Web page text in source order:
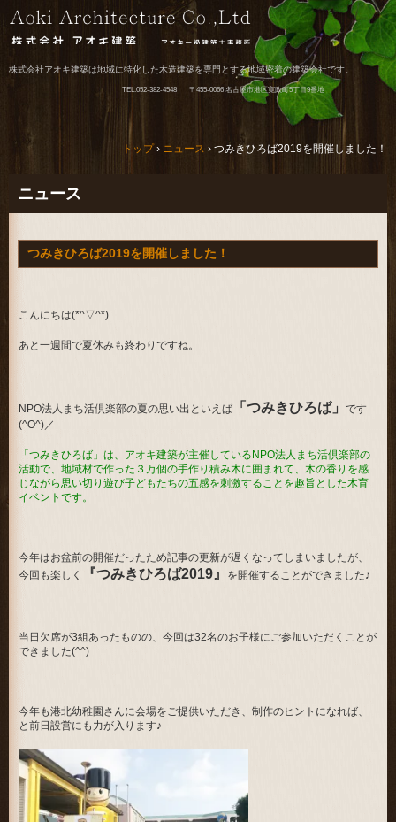
株式会社アオキ建築は地域に特化した木造建築を専門とする地域密着の建築会社です。
TEL.052-382-4548 〒455-0066 名古屋市港区寛政町5丁目9番地
トップ› ニュース › つみきひろば2019を開催しました！
ニュース
つみきひろば2019を開催しました！
こんにちは(*^▽^*)
あと一週間で夏休みも終わりですね。
NPO法人まち活倶楽部の夏の思い出といえば 「つみきひろば」です
(^O^)／
「つみきひろば」は、アオキ建築が主催しているNPO法人まち活倶楽部の
活動で、地域材で作った３万個の手作り積み木に囲まれて、木の香りを感
じながら思い切り遊び子どもたちの五感を刺激することを趣旨とした木育
イベントです。
今年はお盆前の開催だったため記事の更新が遅くなってしまいましたが、
今回も楽しく
『つみきひろば2019』 を開催することができました♪
当日欠席が3組あったものの、今回は32名のお子様にご参加いただくことが
できました(^^)
今年も港北幼稚園さんに会場をご提供いただき、制作のヒントになれば、
と前日設営にも力が入ります♪